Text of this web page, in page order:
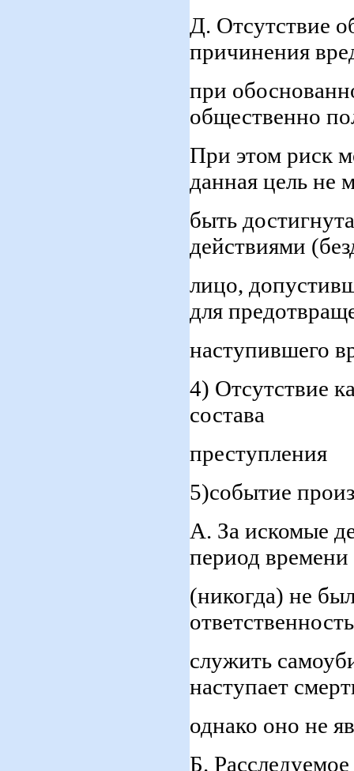
Д. Отсутствие
причинения
при
общественно
При этом риск
данная цель не
быть
действиями
лицо,
для
наступившего
4) Отсутствие
состава
преступления
5)событие
А. За искомые
период времени
(никогда) не
служить
наступает
однако оно не
Б.